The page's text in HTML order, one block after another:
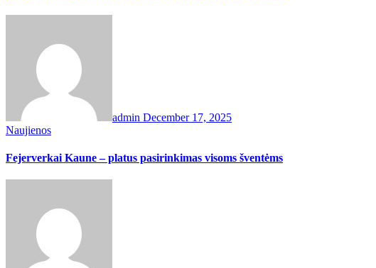
admin December 17, 2025
Naujienos
Fejerverkai Kaune – platus pasirinkimas visoms šventėms